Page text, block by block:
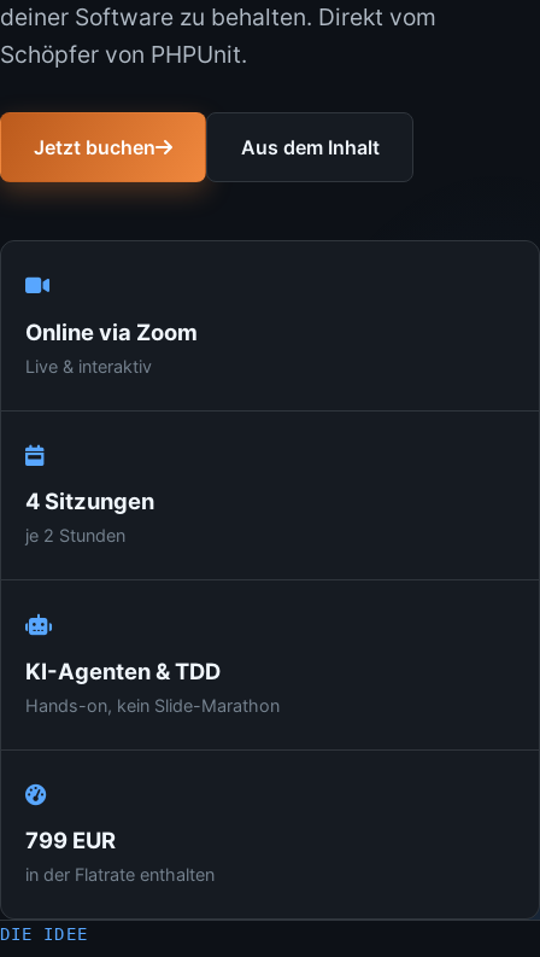
deiner Software zu behalten. Direkt vom
Schöpfer von PHPUnit.
Jetzt buchen Aus dem Inhalt
Online via Zoom
Live & interaktiv
4 Sitzungen
je 2 Stunden
KI-Agenten & TDD
Hands-on, kein Slide-Marathon
799 EUR
in der Flatrate enthalten
DIE IDEE